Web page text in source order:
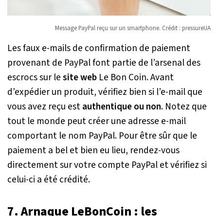
Message PayPal reçu sur un smartphone. Crédit : pressureUA
Les faux e-mails de confirmation de paiement
provenant de PayPal font partie de l’arsenal des
escrocs sur lesite web Le Bon Coin. Avant
d’expédier un produit, vérifiez bien si l’e-mail que
vous avez reçu estauthentique ou non. Notez que
tout le monde peut créer une adresse e-mail
comportant le nom PayPal. Pour être sûr que le
paiement a bel et bien eu lieu, rendez-vous
directement sur votre compte PayPal et vérifiez si
celui-ci a été crédité.
7. Arnaque LeBonCoin : les